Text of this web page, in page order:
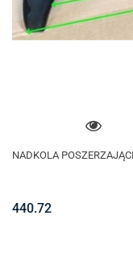
NADKOLA
440.72